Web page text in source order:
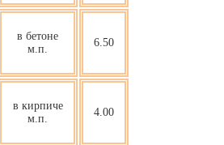
в бетоне
м.п.
6.50
в кирпиче
м.п.
4.00